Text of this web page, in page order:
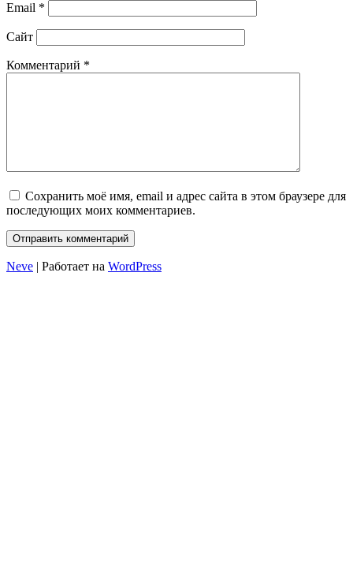
Email *
Сайт
Комментарий *
Сохранить моё имя, email и адрес сайта в этом браузере для
последующих моих комментариев.
Neve | Работает на WordPress